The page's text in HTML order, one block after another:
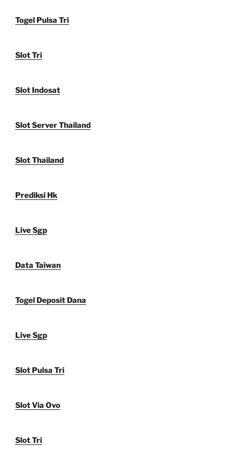
Togel Pulsa Tri
Slot Tri
Slot Indosat
Slot Server Thailand
Slot Thailand
Prediksi Hk
Live Sgp
Data Taiwan
Togel Deposit Dana
Live Sgp
Slot Pulsa Tri
Slot Via Ovo
Slot Tri